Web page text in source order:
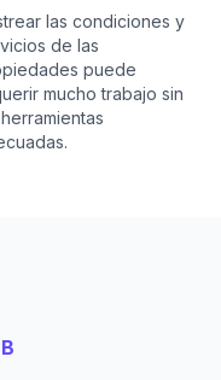
las condiciones y
de las
puede
mucho trabajo sin